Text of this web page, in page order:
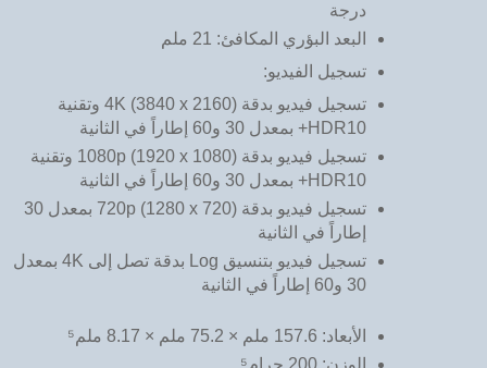
درجة
البعد البؤري المكافئ: 21 ملم
تسجيل الفيديو:
تسجيل فيديو بدقة 4K (3840 x 2160) وتقنية
HDR10+ بمعدل 30 و60 إطاراً في الثانية
تسجيل فيديو بدقة 1080p (1920 x 1080) وتقنية
HDR10+ بمعدل 30 و60 إطاراً في الثانية
تسجيل فيديو بدقة 720p (1280 x 720) بمعدل 30
إطاراً في الثانية
تسجيل فيديو بتنسيق Log بدقة تصل إلى 4K بمعدل
30 و60 إطاراً في الثانية
الأبعاد: 157.6 ملم × 75.2 ملم × 8.17 ملم⁵